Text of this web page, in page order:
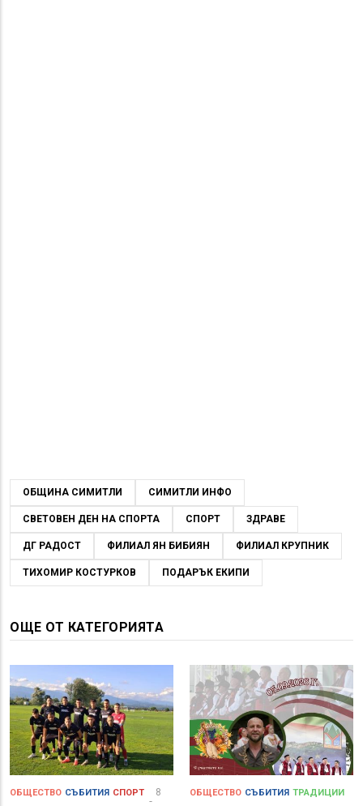
ОБЩИНА СИМИТЛИ СИМИТЛИ ИНФО
СВЕТОВЕН ДЕН НА СПОРТА СПОРТ ЗДРАВЕ
ДГ РАДОСТ ФИЛИАЛ ЯН БИБИЯН ФИЛИАЛ КРУПНИК
ТИХОМИР КОСТУРКОВ ПОДАРЪК ЕКИПИ
ОЩЕ ОТ КАТЕГОРИЯТА
ОБЩЕСТВО СЪБИТИЯ СПОРТ
8
ОБЩЕСТВО СЪБИТИЯ ТРАДИЦИИ